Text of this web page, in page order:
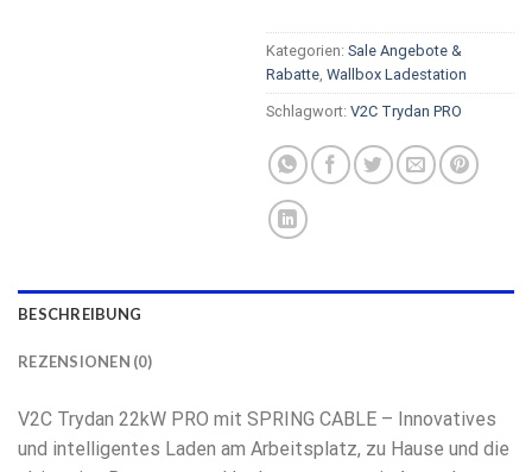
Kategorien:Sale Angebote &
Rabatte,Wallbox Ladestation
Schlagwort:V2C Trydan PRO
BESCHREIBUNG
REZENSIONEN (0)
V2C Trydan 22kW PRO mit SPRING CABLE – Innovatives
und intelligentes Laden am Arbeitsplatz, zu Hause und die